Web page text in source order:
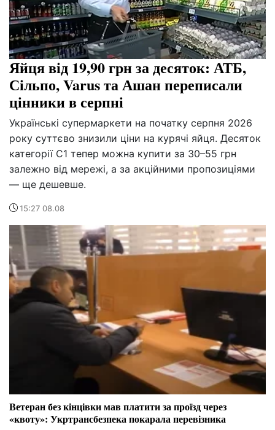
Яйця від 19,90 грн за десяток: АТБ,
Сільпо, Varus та Ашан переписали
цінники в серпні
Українські супермаркети на початку серпня 2026
року суттєво знизили ціни на курячі яйця. Десяток
категорії С1 тепер можна купити за 30–55 грн
залежно від мережі, а за акційними пропозиціями
— ще дешевше.
15:27 08.08
Ветеран без кінцівки мав платити за проїзд через
«квоту»: Укртрансбезпека покарала перевізника